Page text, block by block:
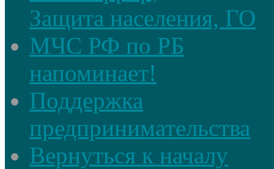
Защита населения, ГО
МЧС РФ по РБ
напоминает!
Поддержка
предпринимательства
Вернуться к началу